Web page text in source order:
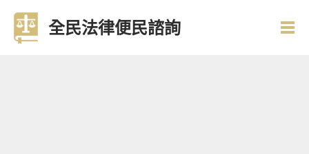
全民法律便民諮詢